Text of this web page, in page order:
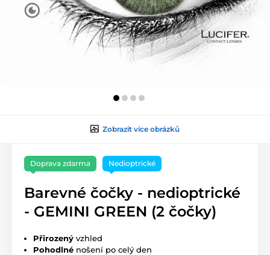
Zobrazit více obrázků
Doprava zdarma Nedioptrické
Barevné čočky - nedioptrické
- GEMINI GREEN (2 čočky)
Přirozený vzhled
Pohodlné nošení po celý den